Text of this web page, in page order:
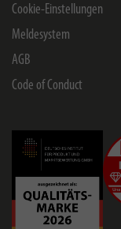
Cookie-Einstellungen
Meldesystem
AGB
Code of Conduct